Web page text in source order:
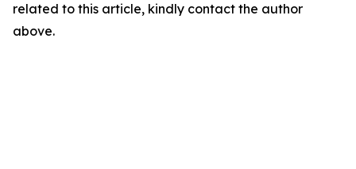
related to this article, kindly contact the author
above.